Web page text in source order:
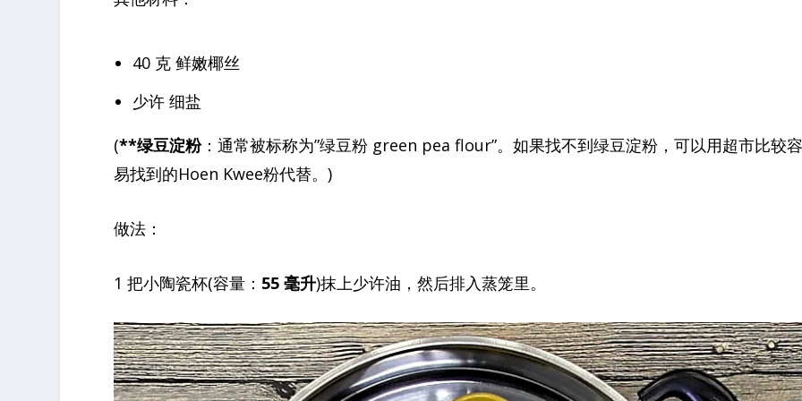
40 克 鲜嫩椰丝
少许 细盐
(**绿豆淀粉：通常被标称为”绿豆粉 green pea flour”。如果找不到绿豆淀粉，可以用超市比较
易找到的Hoen Kwee粉代替。)
做法：
1 把小陶瓷杯(容量： 55 毫升)抹上少许油，然后排入蒸笼里。